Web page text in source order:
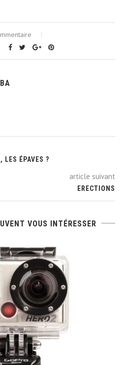
LES ÉPAVES ?
article suivant
ERECTIONS
VOUS INTÉRESSER